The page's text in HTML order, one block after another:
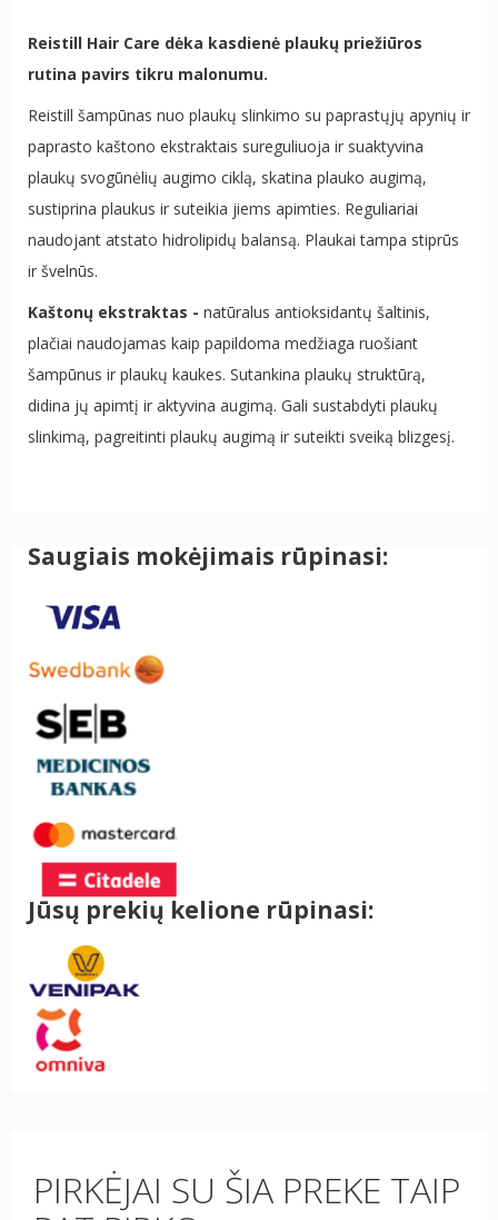
Reistill Hair Care dėka kasdienė plaukų priežiūros
rutina pavirs tikru malonumu.
Reistill šampūnas nuo plaukų slinkimo su paprastųjų apynių ir
paprasto kaštono ekstraktais sureguliuoja ir suaktyvina
plaukų svogūnėlių augimo ciklą, skatina plauko augimą,
sustiprina plaukus ir suteikia jiems apimties. Reguliariai
naudojant atstato hidrolipidų balansą. Plaukai tampa stiprūs
ir švelnūs.
Kaštonų ekstraktas - natūralus antioksidantų šaltinis,
plačiai naudojamas kaip papildoma medžiaga ruošiant
šampūnus ir plaukų kaukes. Sutankina plaukų struktūrą,
didina jų apimtį ir aktyvina augimą. Gali sustabdyti plaukų
slinkimą, pagreitinti plaukų augimą ir suteikti sveiką blizgesį.
Saugiais mokėjimais rūpinasi:
Jūsų prekių kelione rūpinasi:
PIRKĖJAI SU ŠIA PREKE TAIP